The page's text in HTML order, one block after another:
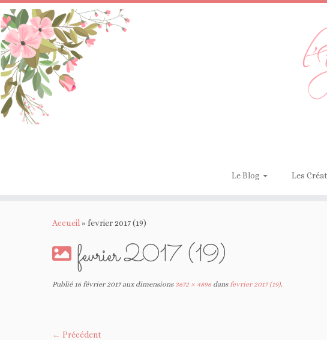
Passer
au
contenu
Le Blog Les
Accueil » fevrier 2017 (19)
fevrier 2017 (19)
Publié 16 février 2017aux dimensions3672 × 4896 dansfevrier 2017 (19).
← Précédent